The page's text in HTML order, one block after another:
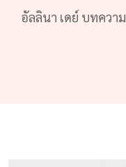
อัลลินา เดย์ บทควา